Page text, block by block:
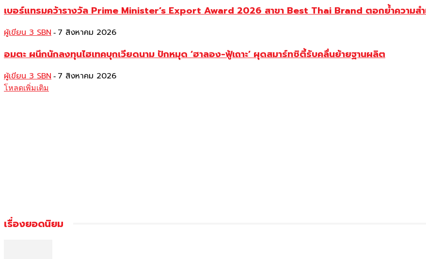
เบอร์แทรมคว้ารางวัล Prime Minister’s Export Award 2026 สาขา Best Thai Brand ตอกย้ำความส
ผู้เขียน 3 SBN - 7 สิงหาคม 2026
อมตะ ผนึกนักลงทุนไฮเทคบุกเวียดนาม ปักหมุด ‘ฮาลอง-ฟู้เถาะ’ ผุดสมาร์ทซิตี้รับคลื่นย้ายฐานผลิต
ผู้เขียน 3 SBN - 7 สิงหาคม 2026
โหลดเพิ่มเติม
เรื่องยอดนิยม